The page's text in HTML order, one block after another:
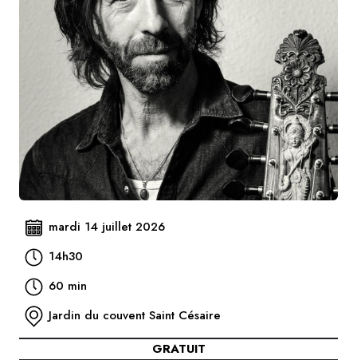
mardi 14 juillet 2026
14h30
60 min
Jardin du couvent Saint Césaire
GRATUIT